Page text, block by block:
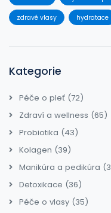
zdravé vlasy hydratace
Kategorie
Péče o pleť (72)
Zdraví a wellness (65)
Probiotika (43)
Kolagen (39)
Manikúra a pedikúra
Detoxikace (36)
Péče o vlasy (35)